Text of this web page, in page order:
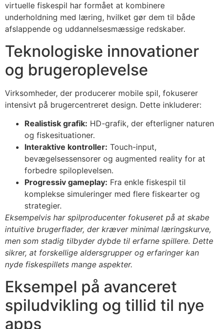
virtuelle fiskespil har formået at kombinere
underholdning med læring, hvilket gør dem til både
afslappende og uddannelsesmæssige redskaber.
Teknologiske innovationer
og brugeroplevelse
Virksomheder, der producerer mobile spil, fokuserer
intensivt på brugercentreret design. Dette inkluderer:
Realistisk grafik: HD-grafik, der efterligner naturen
og fiskesituationer.
Interaktive kontroller: Touch-input,
bevægelsessensorer og augmented reality for at
forbedre spiloplevelsen.
Progressiv gameplay: Fra enkle fiskespil til
komplekse simuleringer med flere fiskearter og
strategier.
Eksempelvis har spilproducenter fokuseret på at skabe
intuitive brugerflader, der kræver minimal læringskurve,
men som stadig tilbyder dybde til erfarne spillere. Dette
sikrer, at forskellige aldersgrupper og erfaringer kan
nyde fiskespillets mange aspekter.
Eksempel på avanceret
spiludvikling og tillid til nye
apps